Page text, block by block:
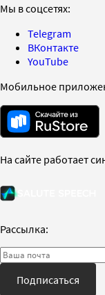
Мы в соцсетях:
Telegram
ВКонтакте
YouTube
Мобильное
На сайте работает
Рассылка:
Подписаться